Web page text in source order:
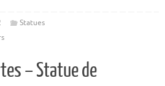
Statues
– Statue de